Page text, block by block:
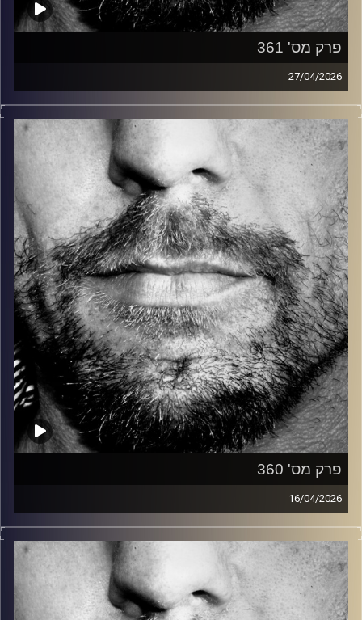
פרק מס' 361
27/04/2026
זיפים, מוזיקה מחוספסת של הופעות חיות. הרבה ג'אם, רוק,
בלוז, bluegrass, ג'אז, Fאנק, פרוגרסיב ואפילו אלקטרוניקה.
כל מה שחי, אמיתי ונושם.
עם שמוליק רגב.
קרדיט תמונות: David Goehring
פרק מס' 360
16/04/2026
זיפים, מוזיקה מחוספסת של הופעות חיות. הרבה ג'אם, רוק,
בלוז, bluegrass, ג'אז, Fאנק, פרוגרסיב ואפילו אלקטרוניקה.
כל מה שחי, אמיתי ונושם.
עם שמוליק רגב.